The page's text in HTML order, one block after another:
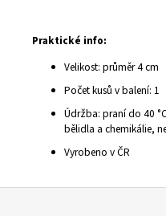
Praktické info:
Velikost: průměr 4 cm
Počet kusů v balení: 1
Údržba: praní do 40
bělidla a chemikálie,
Vyrobeno v ČR
Z